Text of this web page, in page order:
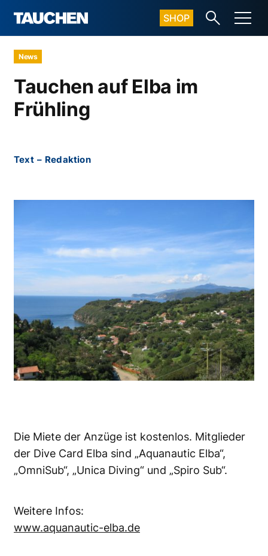
SHOP
News
Tauchen auf Elba im
Frühling
Text – Redaktion
Die Miete der Anzüge ist kostenlos. Mitglieder
der Dive Card Elba sind „Aquanautic Elba“,
„OmniSub“, „Unica Diving“ und „Spiro Sub“.
Weitere Infos:
www.aquanautic-elba.de